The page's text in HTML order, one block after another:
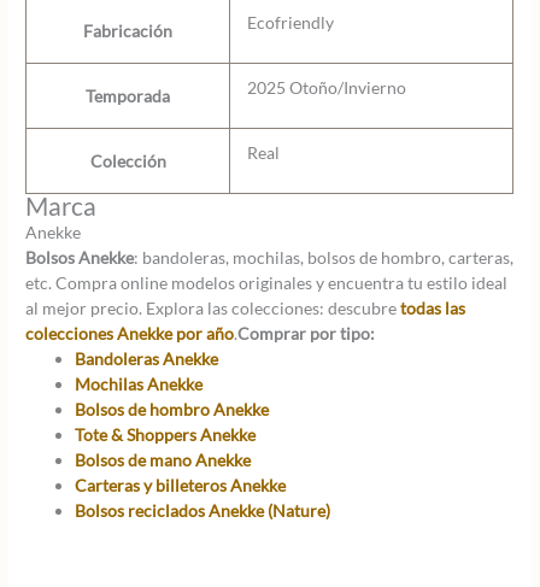
Fabricación Ecofriendly
Temporada 2025 Otoño/Invierno
Colección Real
Marca
Anekke
Bolsos Anekke: bandoleras, mochilas, bolsos de hombro, carteras,
etc. Compra online modelos originales y encuentra tu estilo ideal
al mejor precio. Explora las colecciones: descubretodas las
colecciones Anekke por año.Comprar por tipo:
Bandoleras Anekke
Mochilas Anekke
Bolsos de hombro Anekke
Tote & Shoppers Anekke
Bolsos de mano Anekke
Carteras y billeteros Anekke
Bolsos reciclados Anekke (Nature)